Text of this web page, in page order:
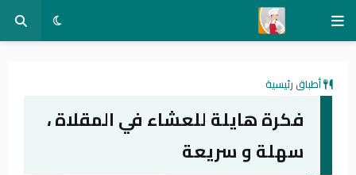
أطباق رئيسية
فكرة هايلة للعشاء في المقلاة ،
سهلة و سريعة